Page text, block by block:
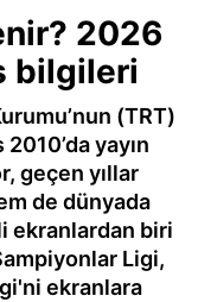
2026
bilgileri
(TRT)
yayın
geçen yıllar
de dünyada
ekranlardan biri
Ligi,
ekranlara